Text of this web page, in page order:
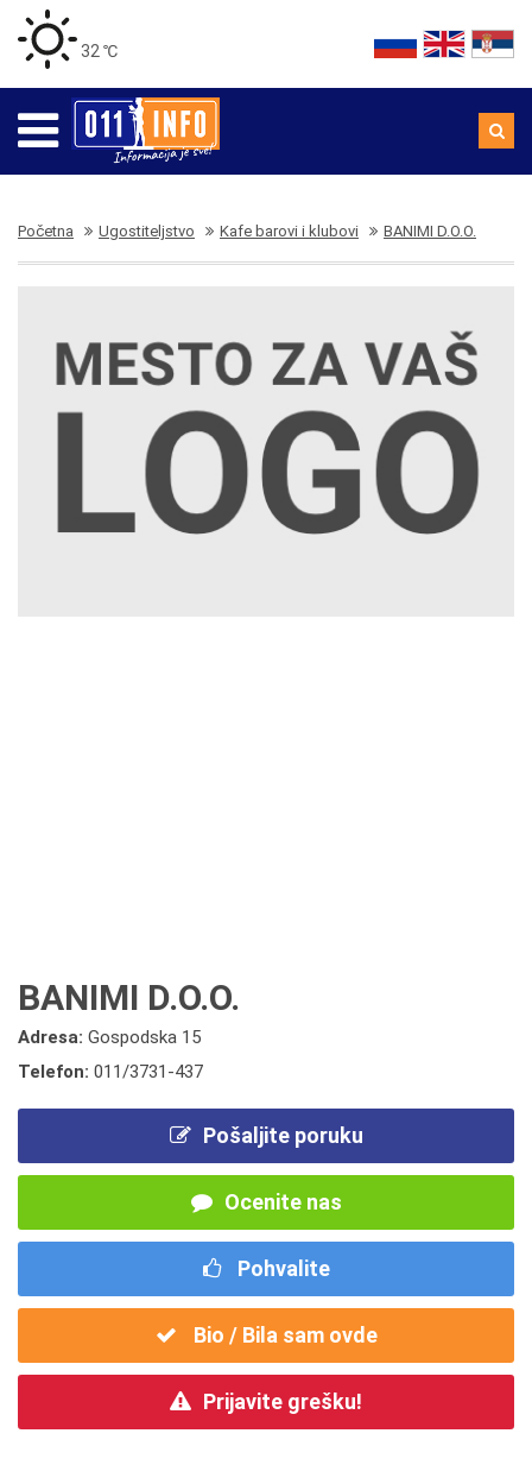
32 ℃
Početna Ugostiteljstvo Kafe barovi i klubovi BANIMI D.O.O.
BANIMI D.O.O.
Adresa: Gospodska 15
Telefon: 011/3731-437
Pošaljite poruku
Ocenite nas
Pohvalite
Bio / Bila sam ovde
Prijavite grešku!